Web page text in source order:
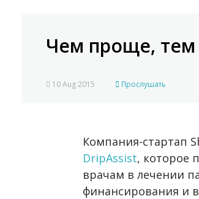
Чем проще,
10 Aug 2015 Прослушать
Компания-стартап
DripAssist, которое
врачам в лечении
финансирования и